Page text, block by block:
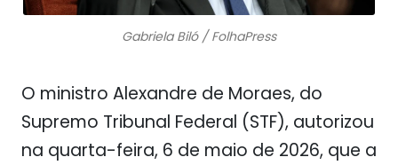
Gabriela Biló / FolhaPress
O ministro Alexandre de Moraes, do
Supremo Tribunal Federal (STF), autorizou
na quarta-feira, 6 de maio de 2026, que a